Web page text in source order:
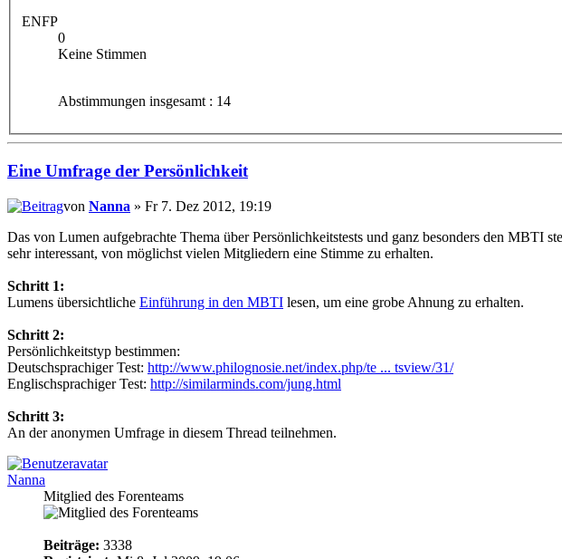
ENFP
0
Keine Stimmen
Abstimmungen insgesamt : 14
Eine Umfrage der Persönlichkeit
von Nanna » Fr 7. Dez 2012, 19:19
Das von Lumen aufgebrachte Thema über Persönlichkeitstests und ganz besonders den MBTI
sehr interessant, von möglichst vielen Mitgliedern eine Stimme zu erhalten.
Schritt 1:
Lumens übersichtliche Einführung in den MBTI lesen, um eine grobe Ahnung zu erhalten.
Schritt 2:
Persönlichkeitstyp bestimmen:
Deutschsprachiger Test: http://www.philognosie.net/index.php/te ... tsview/31/
Englischsprachiger Test: http://similarminds.com/jung.html
Schritt 3:
An der anonymen Umfrage in diesem Thread teilnehmen.
Nanna
Mitglied des Forenteams
Beiträge: 3338